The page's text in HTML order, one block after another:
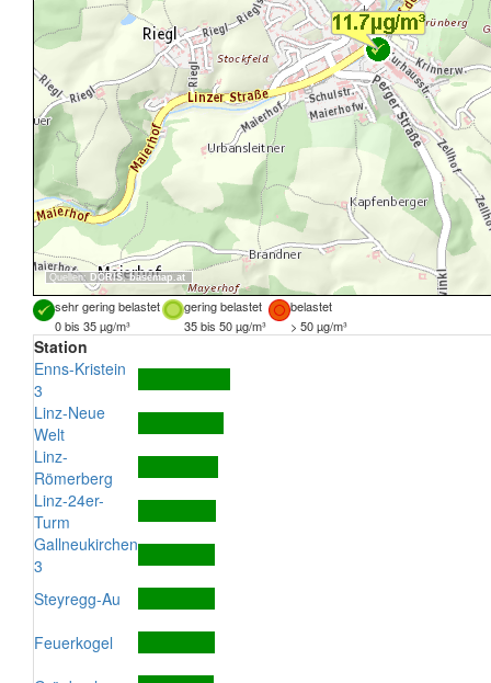
Quellen: DORIS,basemap.at
sehr gering belastet gering belastet
belastet
0 bis 35 µg/m³
35 bis 50 µg/m³ > 50 µg/m³
Station
Enns-Kristein
3
Linz-Neue
Welt
Linz-
Römerberg
Linz-24er-
Turm
Gallneukirchen
3
Steyregg-Au
Feuerkogel